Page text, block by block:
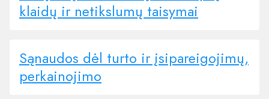
klaidų ir netikslumų taisymai
Sąnaudos dėl turto ir įsipareigojimų,
perkainojimo